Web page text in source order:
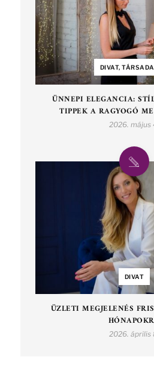
DIVAT,
ÜNNEPI ELEGANCIA:
TIPPEK A RAGYOGÓ
2026. május
DIVAT
ÜZLETI MEGJELENÉS
2026. április